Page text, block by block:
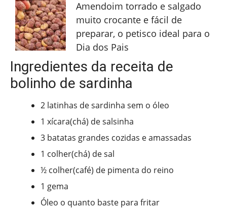
Amendoim torrado e salgado
muito crocante e fácil de
preparar, o petisco ideal para o
Dia dos Pais
Ingredientes da receita de
bolinho de sardinha
2 latinhas de sardinha sem o óleo
1 xícara(chá) de salsinha
3 batatas grandes cozidas e amassadas
1 colher(chá) de sal
½ colher(café) de pimenta do reino
1 gema
Óleo o quanto baste para fritar